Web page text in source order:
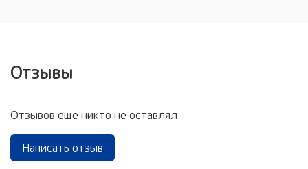
Отзывы
Отзывов еще никто не оставлял
Написать отзыв